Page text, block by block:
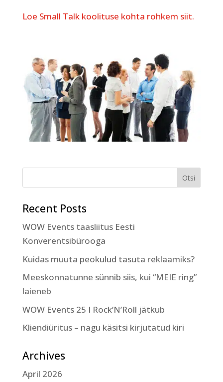
Loe Small Talk koolituse kohta rohkem siit.
Recent Posts
WOW Events taasliitus Eesti
Konverentsibürooga
Kuidas muuta peokulud tasuta reklaamiks?
Meeskonnatunne sünnib siis, kui “MEIE ring”
laieneb
WOW Events 25 I Rock’N’Roll jätkub
Kliendiüritus – nagu käsitsi kirjutatud kiri
Archives
April 2026